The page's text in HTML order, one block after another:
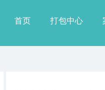
首页 打包中心